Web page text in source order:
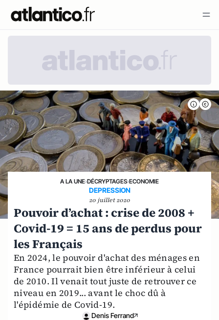
A LA UNE›DÉCRYPTAGES›ECONOMIE
DEPRESSION
20 juillet 2020
Pouvoir d’achat : crise de 2008 +
Covid-19 = 15 ans de perdus pour
les Français
En 2024, le pouvoir d'achat des ménages en
France pourrait bien être inférieur à celui
de 2010. Il venait tout juste de retrouver ce
niveau en 2019... avant le choc dû à
l'épidémie de Covid-19.
Denis Ferrand